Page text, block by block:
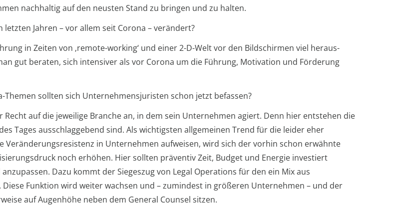
nachhaltig auf den neusten Stand zu bringen und zu halten.
Jahren – vor allem seit Corona – verändert?
in Zeiten von ‚remote-working‘ und einer 2-D-Welt vor den Bildschirmen viel heraus-
gut beraten, sich intensiver als vor Corona um die Führung, Motivation und Förderung
sollten sich Unternehmensjuristen schon jetzt befassen?
auf die jeweilige Branche an, in dem sein Unternehmen agiert. Denn hier entstehen die
Tages ausschlaggebend sind. Als wichtigsten allgemeinen Trend für die leider eher
in Unternehmen aufweisen, wird sich der vorhin schon erwähnte
noch erhöhen. Hier sollten präventiv Zeit, Budget und Energie investiert
Dazu kommt der Siegeszug von Legal Operations für den ein Mix aus
Funktion wird weiter wachsen und – zumindest in größeren Unternehmen – und der
auf Augenhöhe neben dem General Counsel sitzen.